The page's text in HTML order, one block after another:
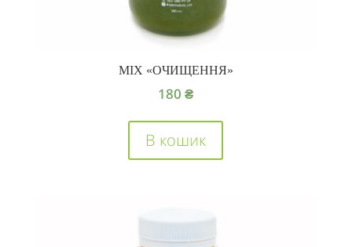
MIX «ОЧИЩЕННЯ»
180₴
В кошик